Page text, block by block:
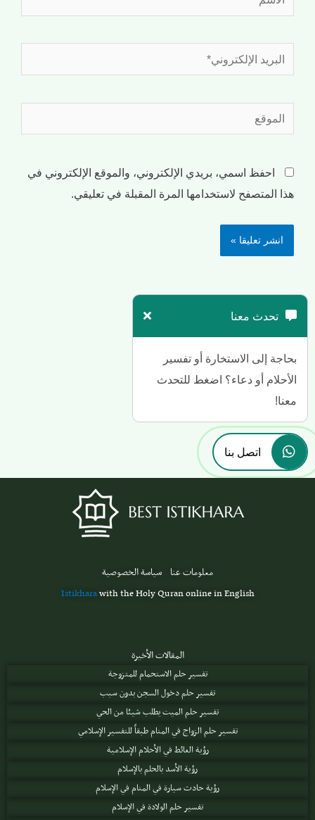
احفظ اسمي، بريدي الإلكتروني، والموقع الإلكتروني في
هذا المتصفح لاستخدامها المرة المقبلة في تعليقي.
تحدث معنا
بحاجة إلى الاستخارة أو تفسير
الأحلام أو دعاء؟ اضغط للتحدث
معنا!
اتصل بنا
معلومات عنا سياسة الخصوصية
Istikharawith the Holy Quran online in English
المقالات الأخيرة
تفسير حلم الاستحمام للمتزوجة
تفسير حلم دخول السجن بدون سبب
تفسير حلم الميت يطلب شيئا من الحي
تفسير حلم الزواج في المنام طبقاً للتفسير الإسلامي
رؤية الغائط في الأحلام الإسلامية
رؤية الأسد بالحلم بالإسلام
رؤية حادث سيارة في المنام في الإسلام
تفسير حلم الولادة في الإسلام